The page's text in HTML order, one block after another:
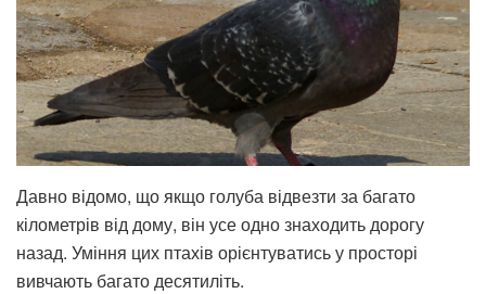
Давно відомо, що якщо голуба відвезти за багато
кілометрів від дому, він усе одно знаходить дорогу
назад. Уміння цих птахів орієнтуватись у просторі
вивчають багато десятиліть.